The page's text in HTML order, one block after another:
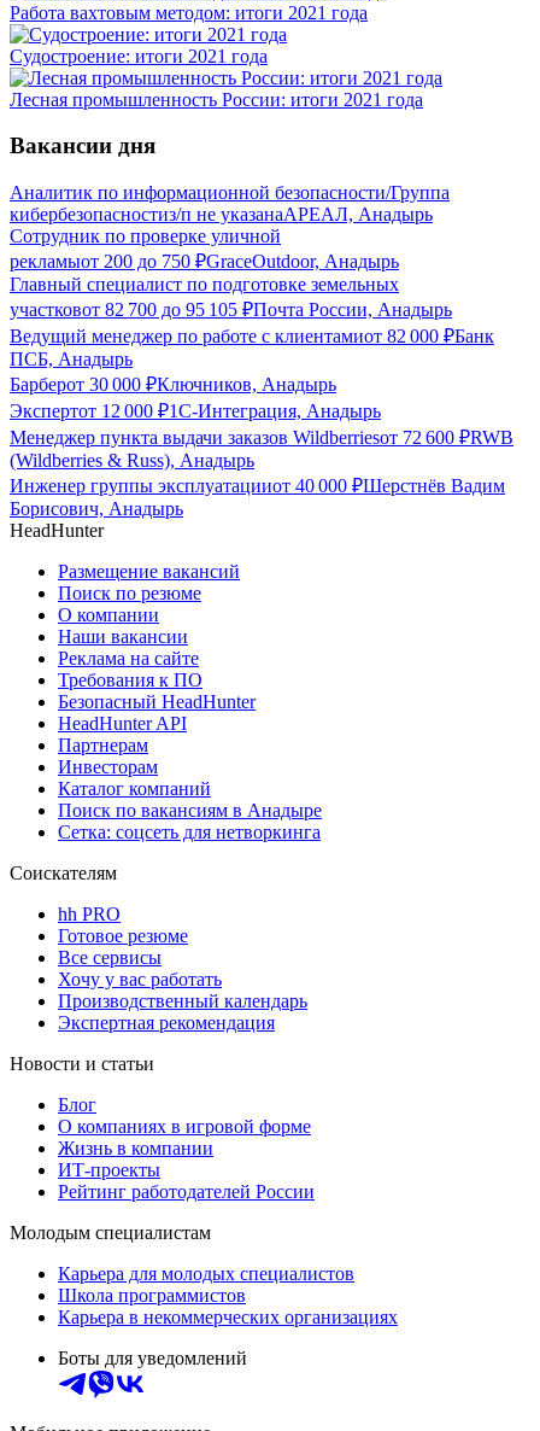
Работа вахтовым методом: итоги 2021 года
Судостроение: итоги 2021 года
Лесная промышленность России: итоги 2021 года
Вакансии дня
Аналитик по информационной безопасности/Группа
кибербезопасностиз/п не указанаАРЕАЛ, Анадырь
Сотрудник по проверке уличной
рекламыот 200 до 750 ₽GraceOutdoor, Анадырь
Главный специалист по подготовке земельных
участковот 82 700 до 95 105 ₽Почта России, Анадырь
Ведущий менеджер по работе с клиентамиот 82 000 ₽Банк
ПСБ, Анадырь
Барберот 30 000 ₽Ключников, Анадырь
Экспертот 12 000 ₽1С-Интеграция, Анадырь
Менеджер пункта выдачи заказов Wildberriesот 72 600 ₽RWB
(Wildberries & Russ), Анадырь
Инженер группы эксплуатацииот 40 000 ₽Шерстнёв Вадим
Борисович, Анадырь
HeadHunter
Размещение вакансий
Поиск по резюме
О компании
Наши вакансии
Реклама на сайте
Требования к ПО
Безопасный HeadHunter
HeadHunter API
Партнерам
Инвесторам
Каталог компаний
Поиск по вакансиям в Анадыре
Сетка: соцсеть для нетворкинга
Соискателям
hh PRO
Готовое резюме
Все сервисы
Хочу у вас работать
Производственный календарь
Экспертная рекомендация
Новости и статьи
Блог
О компаниях в игровой форме
Жизнь в компании
ИТ-проекты
Рейтинг работодателей России
Молодым специалистам
Карьера для молодых специалистов
Школа программистов
Карьера в некоммерческих организациях
Боты для уведомлений